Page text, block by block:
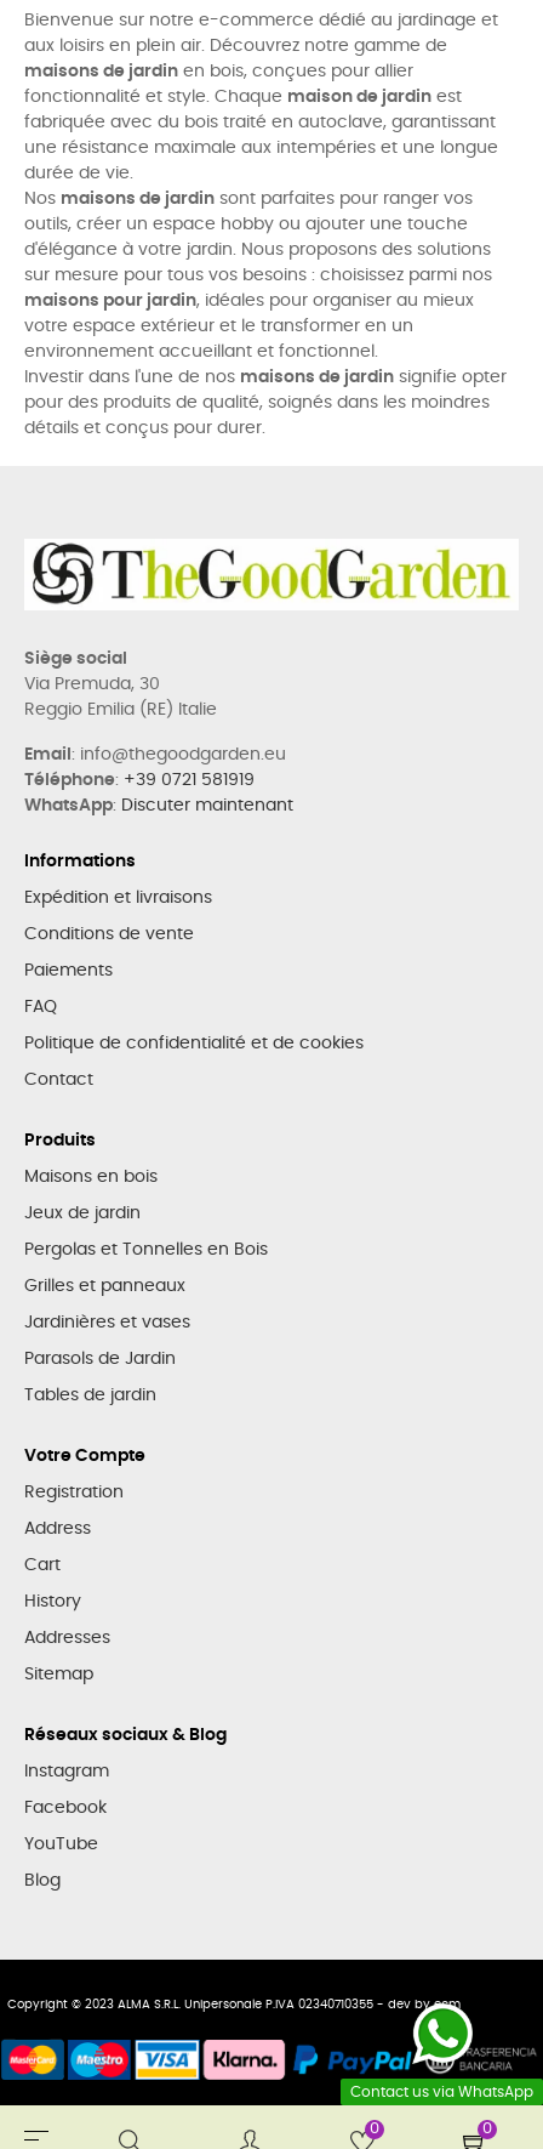
0 0
Toggle
☰
Bienvenue sur notre e-commerce dédié au jardinage et
aux loisirs en plein air. Découvrez notre gamme de
maisons de jardin en bois, conçues pour allier
fonctionnalité et style. Chaque maison de jardin est
fabriquée avec du bois traité en autoclave, garantissant
une résistance maximale aux intempéries et une longue
durée de vie.
Nos maisons de jardin sont parfaites pour ranger vos
outils, créer un espace hobby ou ajouter une touche
d'élégance à votre jardin. Nous proposons des solutions
sur mesure pour tous vos besoins : choisissez parmi nos
maisons pour jardin, idéales pour organiser au mieux
votre espace extérieur et le transformer en un
environnement accueillant et fonctionnel.
Investir dans l'une de nos maisons de jardin signifie opter
pour des produits de qualité, soignés dans les moindres
détails et conçus pour durer.
Siège social
Via Premuda, 30
Reggio Emilia (RE) Italie
Email : info@thegoodgarden.eu
Téléphone: +39 0721 581919
WhatsApp: Discuter maintenant
Informations
Expédition et livraisons
Conditions de vente
Paiements
FAQ
Politique de confidentialité et de cookies
Contact
Produits
Maisons en bois
Jeux de jardin
Pergolas et Tonnelles en Bois
Grilles et panneaux
Jardinières et vases
Parasols de Jardin
Tables de jardin
Votre Compte
Registration
Address
Cart
History
Addresses
Sitemap
Réseaux sociaux & Blog
Instagram
Facebook
YouTube
Blog
Contact us via WhatsApp
Copyright © 2023 ALMA S.R.L. Unipersonale P.IVA 02340710355 - dev byecm